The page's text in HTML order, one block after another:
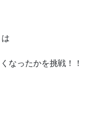
なったかを挑戦！！